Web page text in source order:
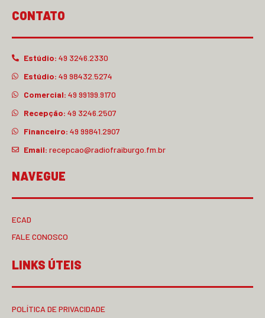
CONTATO
Estúdio: 49 3246.2330
Estúdio: 49 98432.5274
Comercial: 49 99199.9170
Recepção: 49 3246.2507
Financeiro: 49 99841.2907
Email: recepcao@radiofraiburgo.fm.br
NAVEGUE
ECAD
FALE CONOSCO
LINKS ÚTEIS
POLÍTICA DE PRIVACIDADE